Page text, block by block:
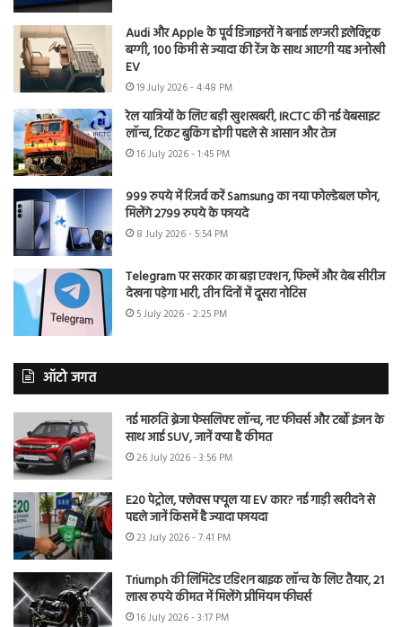
Audi और Apple के पूर्व डिजाइनरों ने बनाई लग्जरी इलेक्ट्रिक
बग्गी, 100 किमी से ज्यादा की रेंज के साथ आएगी यह अनोखी
EV
19 July 2026 - 4:48 PM
रेल यात्रियों के लिए बड़ी खुशखबरी, IRCTC की नई वेबसाइट
लॉन्च, टिकट बुकिंग होगी पहले से आसान और तेज
16 July 2026 - 1:45 PM
999 रुपये में रिजर्व करें Samsung का नया फोल्डेबल फोन,
मिलेंगे 2799 रुपये के फायदे
8 July 2026 - 5:54 PM
Telegram पर सरकार का बड़ा एक्शन, फिल्में और वेब सीरीज
देखना पड़ेगा भारी, तीन दिनों में दूसरा नोटिस
5 July 2026 - 2:25 PM
ऑटो जगत
नई मारुति ब्रेजा फेसलिफ्ट लॉन्च, नए फीचर्स और टर्बो इंजन के
साथ आई SUV, जानें क्या है कीमत
26 July 2026 - 3:56 PM
E20 पेट्रोल, फ्लेक्स फ्यूल या EV कार? नई गाड़ी खरीदने से
पहले जानें किसमें है ज्यादा फायदा
23 July 2026 - 7:41 PM
Triumph की लिमिटेड एडिशन बाइक लॉन्च के लिए तैयार, 21
लाख रुपये कीमत में मिलेंगे प्रीमियम फीचर्स
16 July 2026 - 3:17 PM